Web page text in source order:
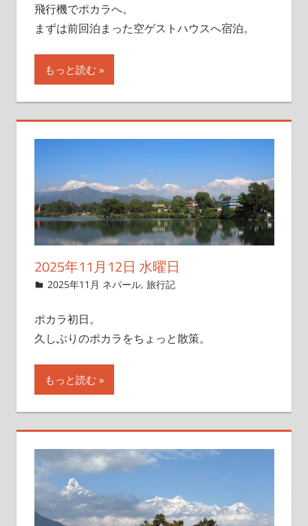
飛行機でポカラへ。
まずは前回泊まった空ゲストハウスへ宿泊。
もっと読む
2025年11月12日 水曜日
2025年11月9日
管理者
2025年11月 ネパール,旅行記
ポカラ初日。
久しぶりのポカラをちょっと散策。
もっと読む